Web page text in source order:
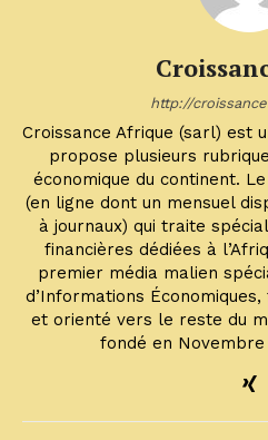
http://
Croissance Afrique (sarl) est
propose plusieurs
économique du continent.
(en ligne dont un mensuel
à journaux) qui traite
financières dédiées à
premier média malien
d’Informations
et orienté vers le reste du
fondé en Novembre